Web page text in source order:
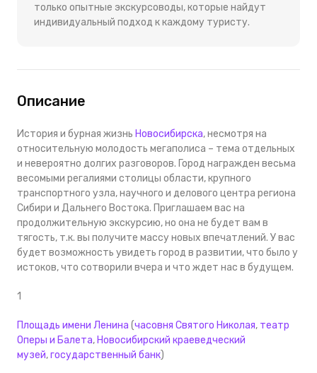
только опытные экскурсоводы, которые найдут
индивидуальный подход к каждому туристу.
Описание
История и бурная жизнь Новосибирска, несмотря на
относительную молодость мегаполиса – тема отдельных
и невероятно долгих разговоров. Город награжден весьма
весомыми регалиями столицы области, крупного
транспортного узла, научного и делового центра региона
Сибири и Дальнего Востока. Приглашаем вас на
продолжительную экскурсию, но она не будет вам в
тягость, т.к. вы получите массу новых впечатлений. У вас
будет возможность увидеть город в развитии, что было у
истоков, что сотворили вчера и что ждет нас в будущем.
1
Площадь имени Ленина (часовня Святого Николая, театр
Оперы и Балета, Новосибирский краеведческий
музей,государственный банк)